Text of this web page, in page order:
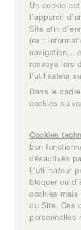
Un cookie
l’appareil
Site afin
(ex :
navigation…
renvoyé lors
l’utilisateur
Dans le
cookies
Cookies
bon
désactivés
L’utilisateur
bloquer ou
cookies mais
du Site. Ces
personnelles